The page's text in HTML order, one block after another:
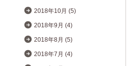
2018年10月 (5)
2018年9月 (4)
2018年8月 (5)
2018年7月 (4)